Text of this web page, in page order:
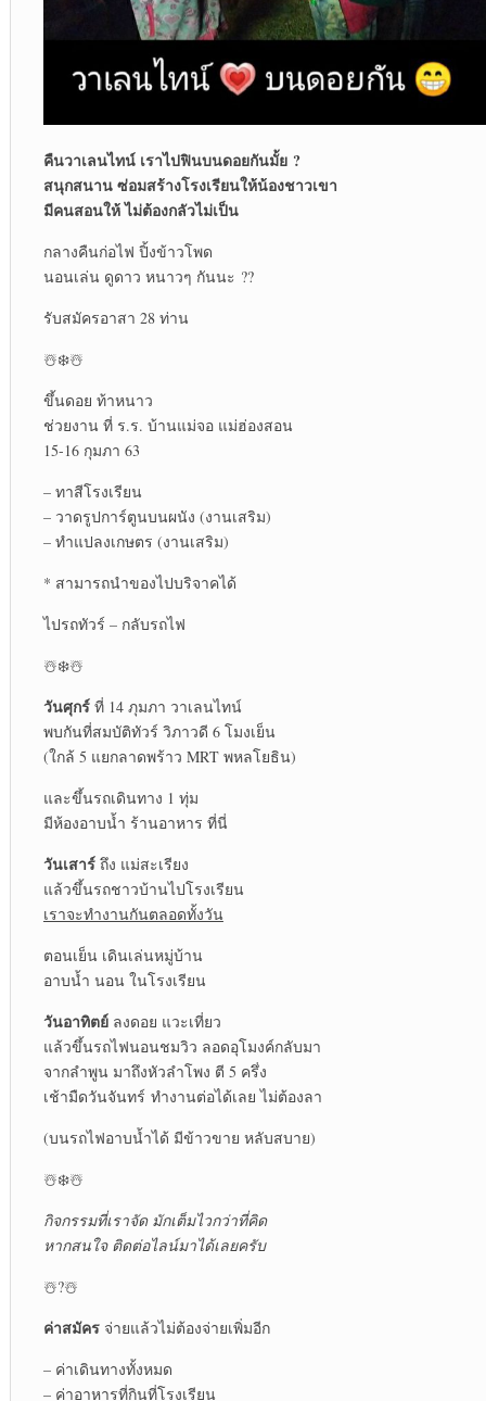
คืนวาเลนไทน์ เราไปฟินบนดอยกันมั้ย ?
สนุกสนาน ซ่อมสร้างโรงเรียนให้น้องชาวเขา
มีคนสอนให้ ไม่ต้องกลัวไม่เป็น
กลางคืนก่อไฟ ปิ้งข้าวโพด
นอนเล่น ดูดาว หนาวๆ กันนะ ??
รับสมัครอาสา 28 ท่าน
☃️❄️☃️
ขึ้นดอย ท้าหนาว
ช่วยงาน ที่ ร.ร. บ้านแม่จอ แม่ฮ่องสอน
15-16 กุมภา 63
– ทาสีโรงเรียน
– วาดรูปการ์ตูนบนผนัง (งานเสริม)
– ทำแปลงเกษตร (งานเสริม)
* สามารถนำของไปบริจาคได้
ไปรถทัวร์ – กลับรถไฟ
☃️❄️☃️
วันศุกร์ที่ 14 ภุมภา วาเลนไทน์
พบกันที่สมบัติทัวร์ วิภาวดี 6 โมงเย็น
(ใกล้ 5 แยกลาดพร้าว MRT พหลโยธิน)
และขึ้นรถเดินทาง 1 ทุ่ม
มีห้องอาบน้ำ ร้านอาหาร ที่นี่
วันเสาร์ถึง แม่สะเรียง
แล้วขึ้นรถชาวบ้านไปโรงเรียน
เราจะทำงานกันตลอดทั้งวัน
ตอนเย็น เดินเล่นหมู่บ้าน
อาบน้ำ นอน ในโรงเรียน
วันอาทิตย์ลงดอย แวะเที่ยว
แล้วขึ้นรถไฟนอนชมวิว ลอดอุโมงค์กลับมา
จากลำพูน มาถึงหัวลำโพง ตี 5 ครึ่ง
เช้ามืดวันจันทร์ ทำงานต่อได้เลย ไม่ต้องลา
(บนรถไฟอาบน้ำได้ มีข้าวขาย หลับสบาย)
☃️❄️☃️
กิจกรรมที่เราจัด มักเต็มไวกว่าที่คิด
หากสนใจ ติดต่อไลน์มาได้เลยครับ
☃️?☃️
ค่าสมัครจ่ายแล้วไม่ต้องจ่ายเพิ่มอีก
– ค่าเดินทางทั้งหมด
– ค่าอาหารที่กินที่โรงเรียน